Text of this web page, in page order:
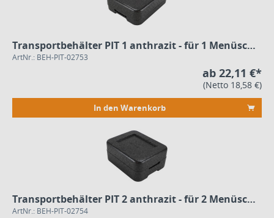
Transportbehälter PIT 1 anthrazit - für 1 Menüschale
ArtNr.: BEH-PIT-02753
ab 22,11 €*
(Netto 18,58 €)
In den Warenkorb
Transportbehälter PIT 2 anthrazit - für 2 Menüschalen
ArtNr.: BEH-PIT-02754